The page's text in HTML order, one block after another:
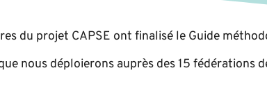
du projet CAPSE ont finalisé le Guide
nous déploierons auprès des 15 fédérations